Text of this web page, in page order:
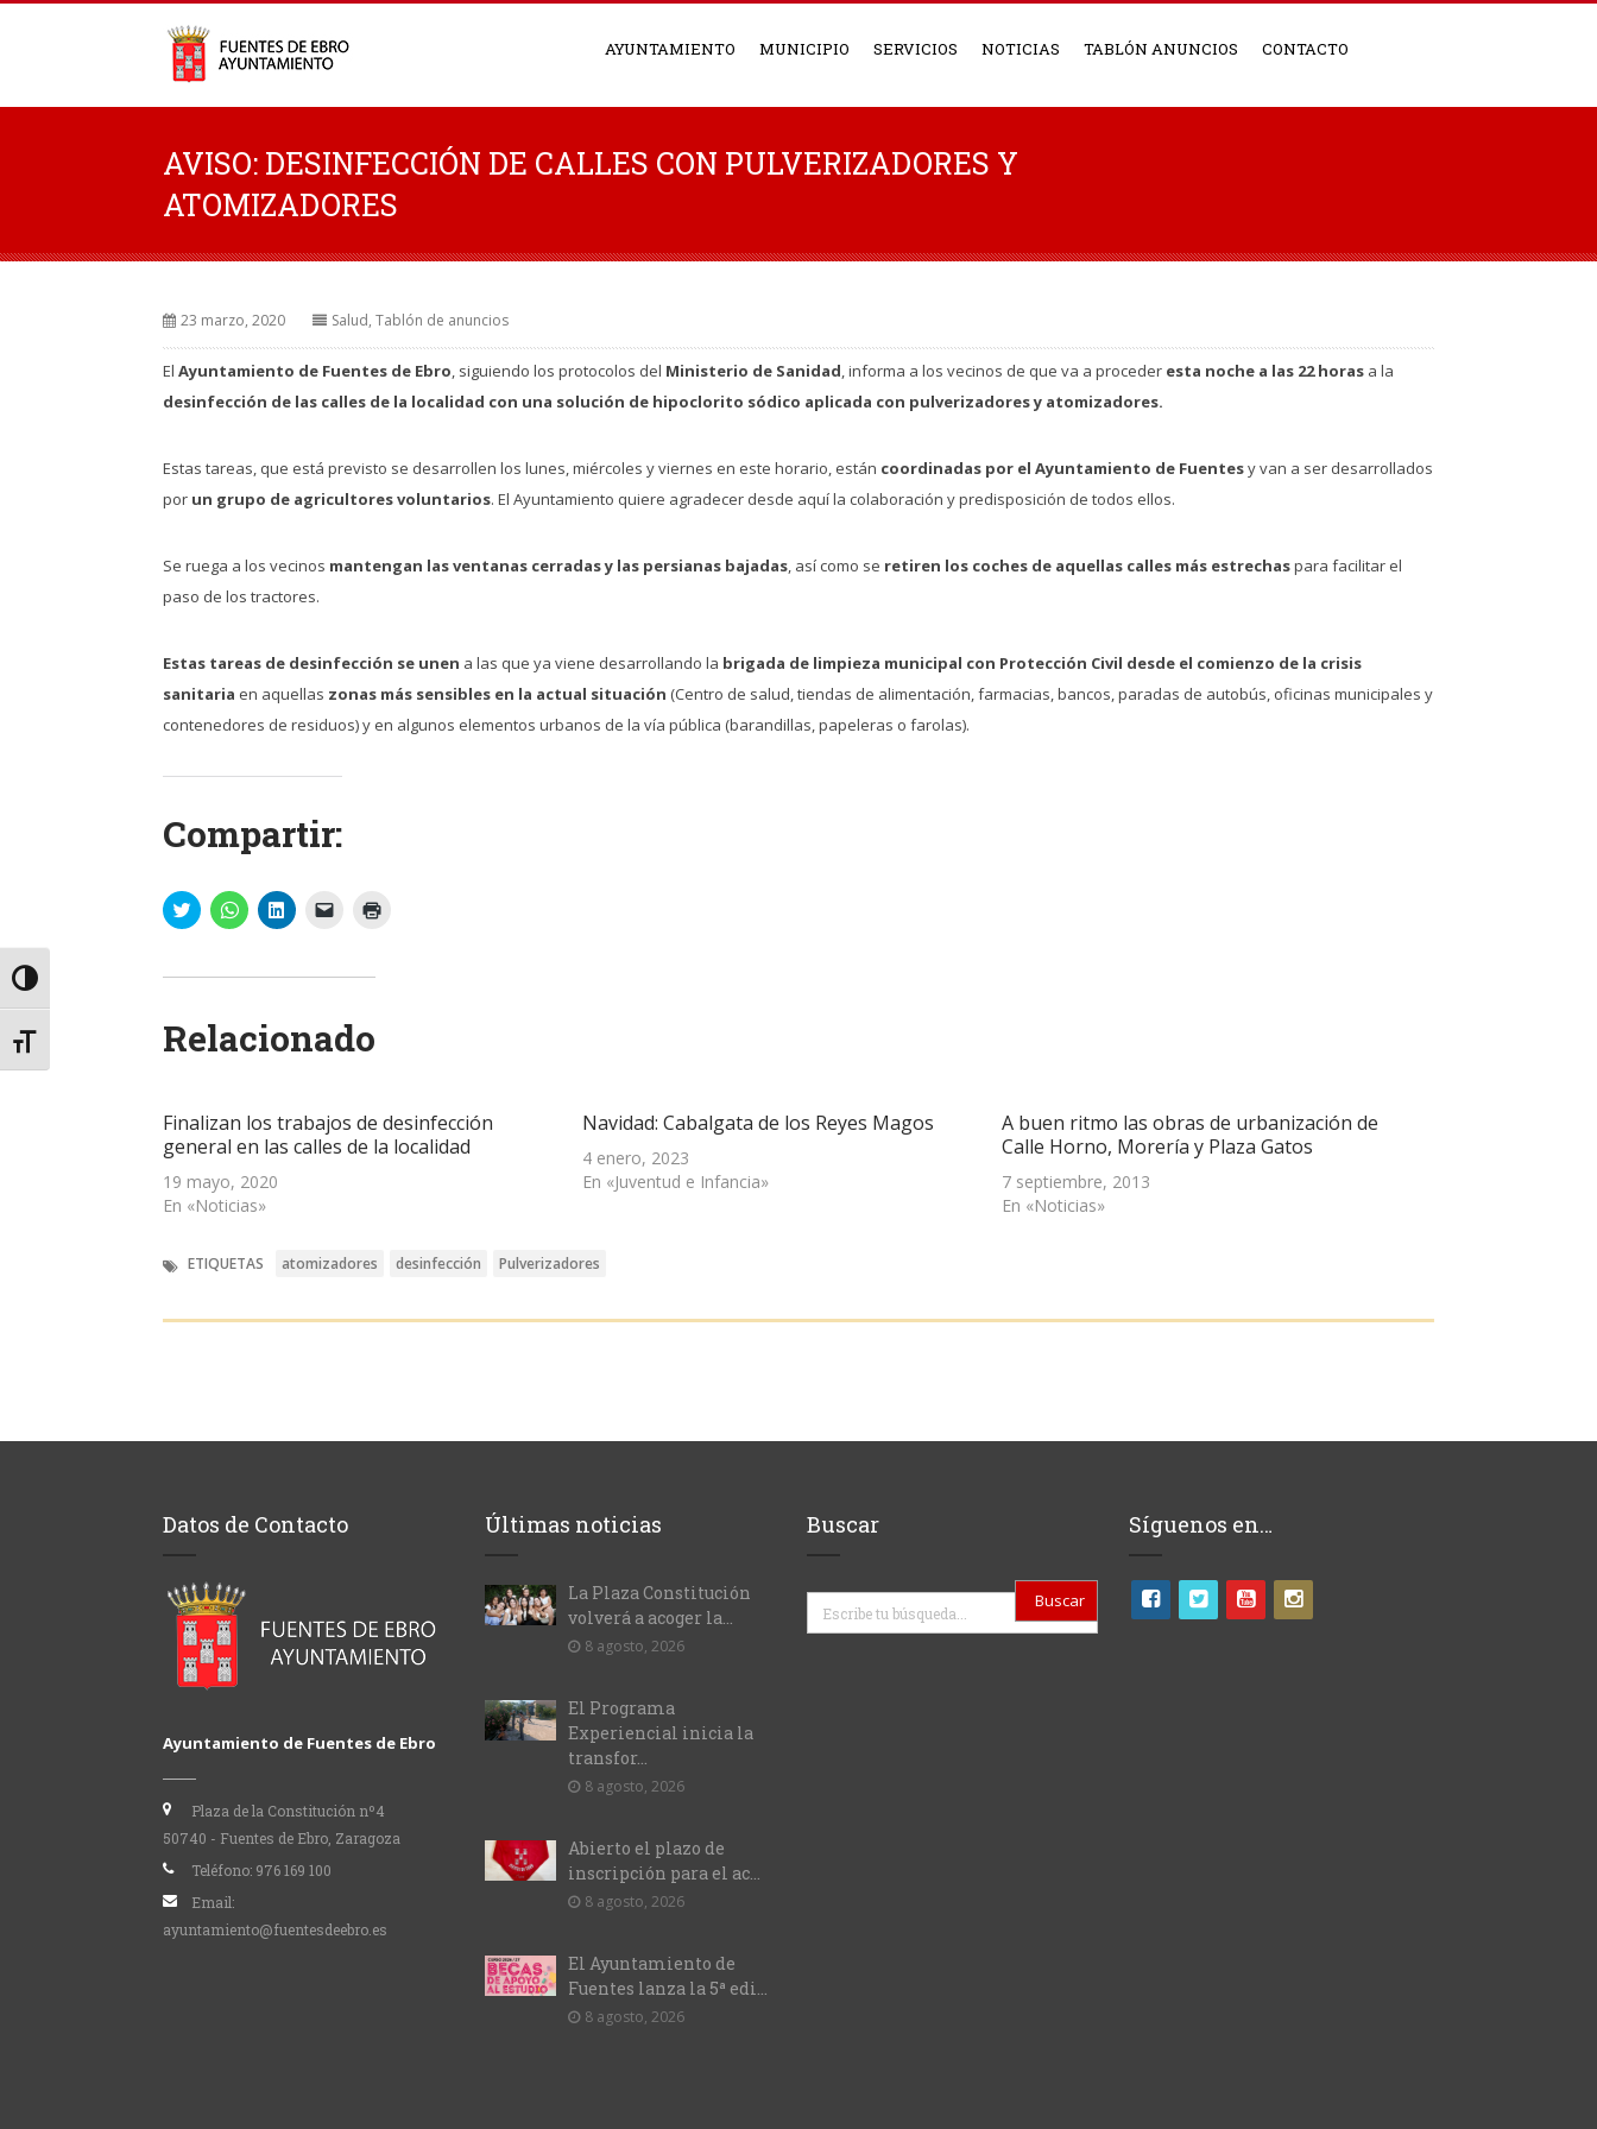
Alternar alto contraste
Alternar tamaño de letra
AYUNTAMIENTO MUNICIPIO SERVICIOS NOTICIAS TABLÓN ANUNCIOS CONTACTO
AVISO: DESINFECCIÓN DE CALLES CON PULVERIZADORES Y
ATOMIZADORES
23 marzo, 2020 Salud, Tablón de anuncios
El Ayuntamiento de Fuentes de Ebro, siguiendo los protocolos del Ministerio de Sanidad, informa a los vecinos de que va a proceder esta noche a las 22 horas a la
desinfección de las calles de la localidad con una solución de hipoclorito sódico aplicada con pulverizadores y atomizadores.
Estas tareas, que está previsto se desarrollen los lunes, miércoles y viernes en este horario, están coordinadas por el Ayuntamiento de Fuentesy van a ser desarrollados
por un grupo de agricultores voluntarios. El Ayuntamiento quiere agradecer desde aquí la colaboración y predisposición de todos ellos.
Se ruega a los vecinos mantengan las ventanas cerradas y las persianas bajadas, así como se retiren los coches de aquellas calles más estrechaspara facilitar el
paso de los tractores.
Estas tareas de desinfección se unen a las que ya viene desarrollando la brigada de limpieza municipal con Protección Civil desde el comienzo de la crisis
sanitaria en aquellas zonas más sensibles en la actual situación (Centro de salud, tiendas de alimentación, farmacias, bancos, paradas de autobús, oficinas municipales y
contenedores de residuos) y en algunos elementos urbanos de la vía pública (barandillas, papeleras o farolas).
Compartir:
Haz
clic
Twitter
en
una
Haz
clic
WhatsApp
en
una
Haz
clic
LinkedIn
en
una
Haz
enlace
electrónico
a
en
una
ventana
Relacionado
Finalizan los trabajos de desinfección
general en las calles de la localidad
19 mayo, 2020
En «Noticias»
Navidad: Cabalgata de los Reyes Magos
4 enero, 2023
En «Juventud e Infancia»
A buen ritmo las obras de urbanización de
Calle Horno, Morería y Plaza Gatos
7 septiembre, 2013
En «Noticias»
ETIQUETAS atomizadores desinfección Pulverizadores
Datos de Contacto
Ayuntamiento de Fuentes de Ebro
Plaza de la Constitución nº4
50740 - Fuentes de Ebro, Zaragoza
Teléfono: 976 169 100
Email:
ayuntamiento@fuentesdeebro.es
Últimas noticias
La Plaza Constitución
volverá a acoger la...
8 agosto, 2026
El Programa
Experiencial inicia la
transfor...
8 agosto, 2026
Abierto el plazo de
inscripción para el ac...
8 agosto, 2026
El Ayuntamiento de
Fuentes lanza la 5ª edi...
8 agosto, 2026
Buscar
Buscar
Síguenos en…